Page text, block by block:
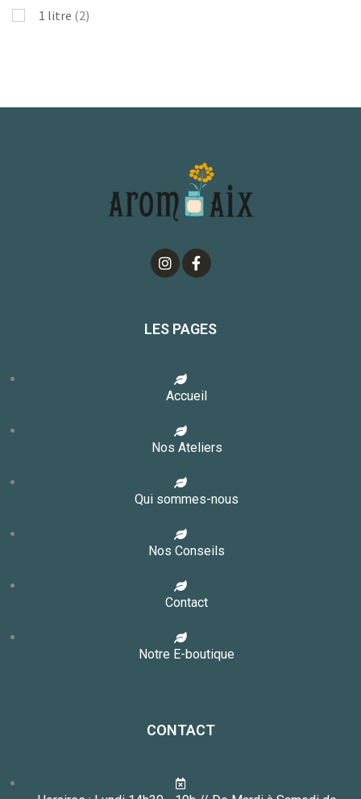
1 litre (2)
LES PAGES
Accueil
Nos Ateliers
Qui sommes-nous
Nos Conseils
Contact
Notre E-boutique
CONTACT